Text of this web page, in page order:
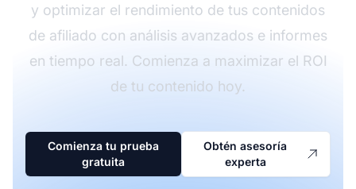
y optimizar el rendimiento de tus contenidos
de afiliado con análisis avanzados e informes
en tiempo real. Comienza a maximizar el ROI
de tu contenido hoy.
Comienza tu prueba
gratuita
Obtén asesoría
experta